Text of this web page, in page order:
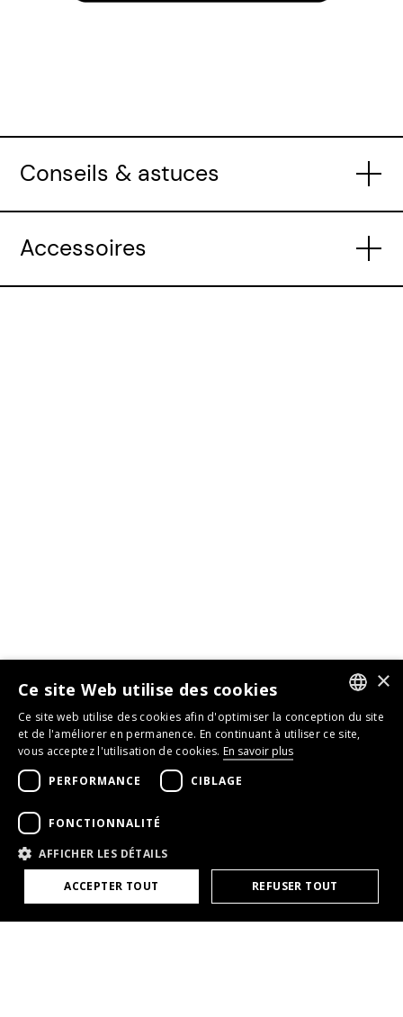
Conseils & astuces
Salvador 1000 series manuel_FR
Utilisation de LIGAAIR Salvador
Accessoires
GERMAN
×
Ce site Web utilise des cookies
Ce site web utilise des cookies afin d'optimiser la conception du site
et de l'améliorer en permanence. En continuant à utiliser ce site,
vous acceptez l'utilisation de cookies. En savoir plus
PERFORMANCE
CIBLAGE
FONCTIONNALITÉ
AFFICHER LES DÉTAILS
ACCEPTER TOUT REFUSER TOUT